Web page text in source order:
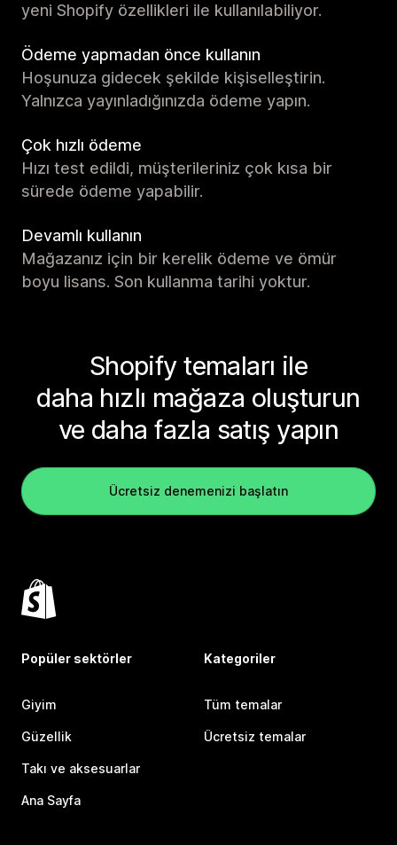
yeni Shopify özellikleri ile kullanılabiliyor.
Ödeme yapmadan önce kullanın
Hoşunuza gidecek şekilde kişiselleştirin.
Yalnızca yayınladığınızda ödeme yapın.
Çok hızlı ödeme
Hızı test edildi, müşterileriniz çok kısa bir
sürede ödeme yapabilir.
Devamlı kullanın
Mağazanız için bir kerelik ödeme ve ömür
boyu lisans. Son kullanma tarihi yoktur.
Shopify temaları ile
daha hızlı mağaza oluşturun
ve daha fazla satış yapın
Ücretsiz denemenizi başlatın
Popüler sektörler
Giyim
Güzellik
Takı ve aksesuarlar
Ana Sayfa
Kategoriler
Tüm temalar
Ücretsiz temalar